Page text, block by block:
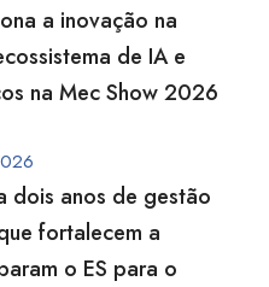
a inovação na
de IA e
na Mec Show 2026
dois anos de gestão
fortalecem a
o ES para o